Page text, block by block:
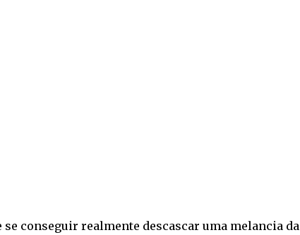
conseguir realmente descascar uma melancia da